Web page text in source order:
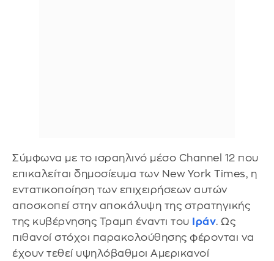
Σύμφωνα με το ισραηλινό μέσο Channel 12 που
επικαλείται δημοσίευμα των New York Times, η
εντατικοποίηση των επιχειρήσεων αυτών
αποσκοπεί στην αποκάλυψη της στρατηγικής
της κυβέρνησης Τραμπ έναντι του
Ιράν. Ως
πιθανοί στόχοι παρακολούθησης φέρονται να
έχουν τεθεί υψηλόβαθμοι Αμερικανοί